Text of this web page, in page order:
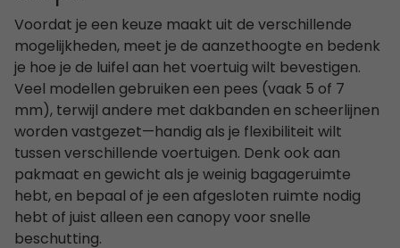
Voordat je een keuze maakt uit de verschillende
mogelijkheden, meet je de aanzethoogte en bedenk
je hoe je de luifel aan het voertuig wilt bevestigen.
Veel modellen gebruiken een pees (vaak 5 of 7
mm), terwijl andere met dakbanden en scheerlijnen
worden vastgezet—handig als je flexibiliteit wilt
tussen verschillende voertuigen. Denk ook aan
pakmaat en gewicht als je weinig bagageruimte
hebt, en bepaal of je een afgesloten ruimte nodig
hebt of juist alleen een canopy voor snelle
beschutting.